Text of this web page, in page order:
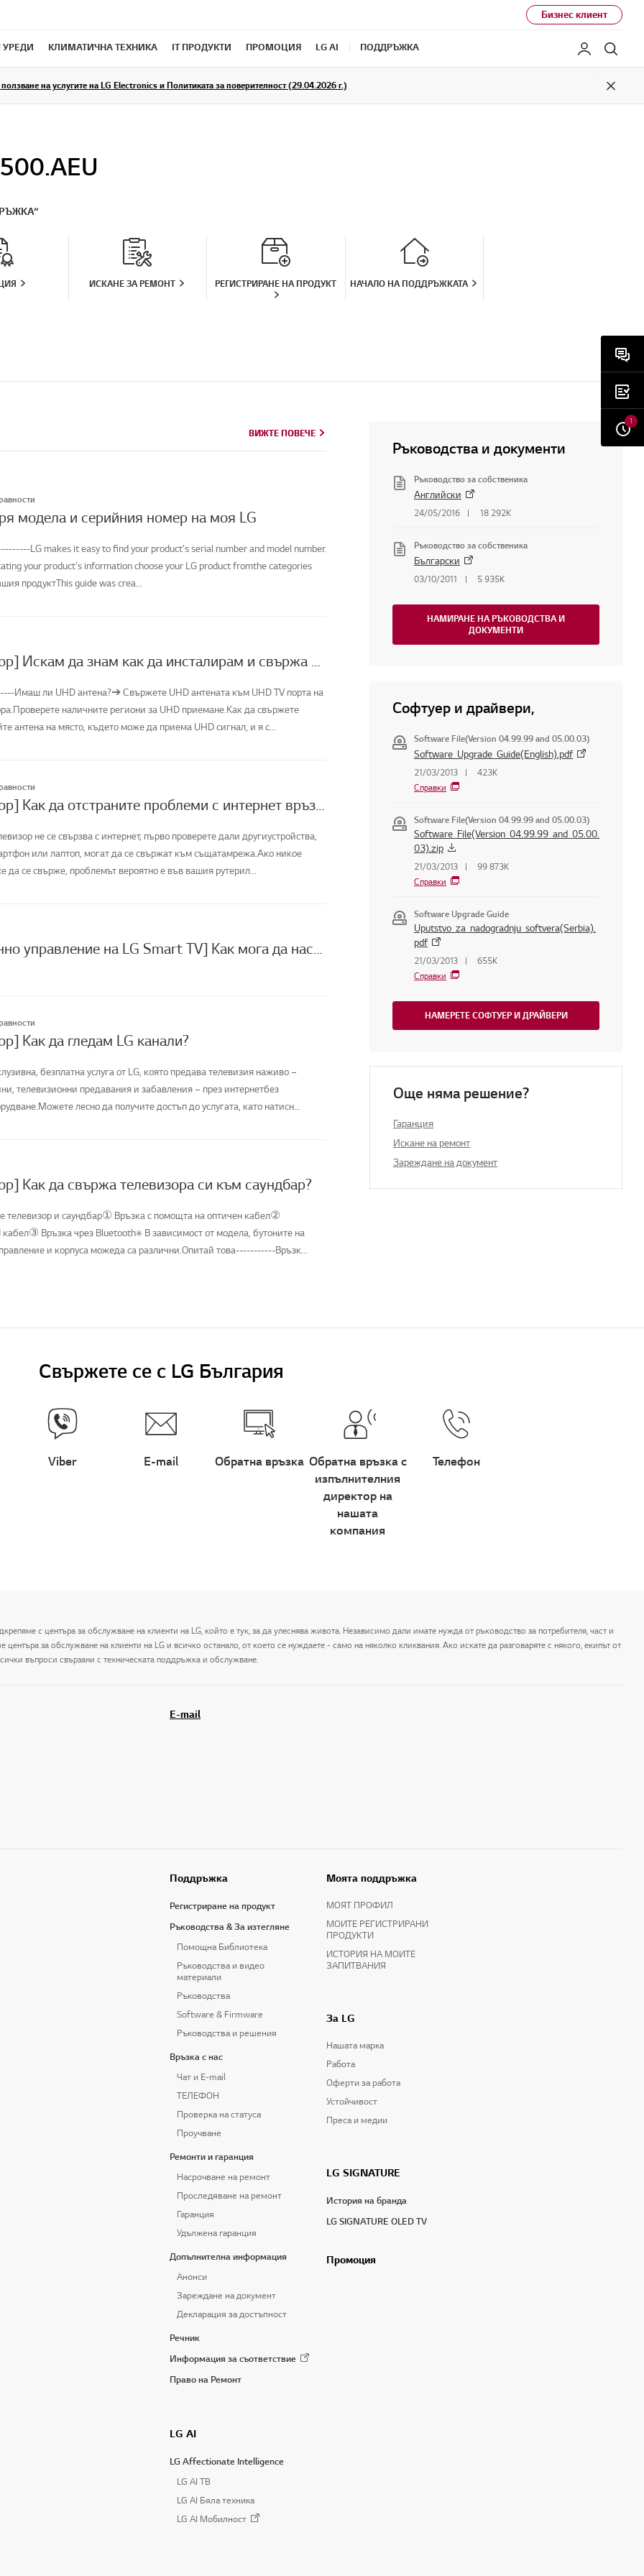
Бизнес клиент
КЛИМАТИЧНА ТЕХНИКА IT ПРОДУКТИ ПРОМОЦИЯ LG AI ПОДДРЪЖКА Моят LG
на услугите на LG Electronics и Политиката за поверителност (29.04.2026 г.)
Close
ИСКАНЕ ЗА РЕМОНТ РЕГИСТРИРАНЕ НА ПРОДУКТ НАЧАЛО НА ПОДДРЪЖКАТА
ВИЖТЕ ПОВЕЧЕ
модела и серийния номер на моя LG
LG makes it easy to find your product's serial number and model number.
your product's information choose your LG product fromthe categories
продуктThis guide was crea...
[LG телевизор] Искам да знам как да инсталирам и свържа цифрова антена (UHD) и да гледам телевизия
Имаш ли UHD антена?➔ Свържете UHD антената към UHD TV порта на
наличните региони за UHD приемане.Как да свържете
антена на място, където може да приема UHD сигнал, и я с...
[LG телевизор] Как да отстраните проблеми с интернет връзката
не се свързва с интернет, първо проверете дали другиустройства,
или лаптоп, могат да се свържат към същатамрежа.Ако никое
да се свърже, проблемът вероятно е във вашия рутерил...
[Дистанционно управление на LG Smart TV] Как мога да настроя интегрирано дистанционно управление в смарт телевизор?
Как да гледам LG канали?
безплатна услуга от LG, която предава телевизия наживо –
телевизионни предавания и забавления – през интернетбез
лесно да получите достъп до услугата, като натисн...
Как да свържа телевизора си към саундбар?
телевизор и саундбар① Връзка с помощта на оптичен кабел②
Връзка чрез Bluetooth※ В зависимост от модела, бутоните на
и корпуса можеда са различни.Опитай това-----------Връзк...
ВИЖТЕ ПОВЕЧЕ
Ръководства и документи
Ръководство за собственика
Английски
24/05/2016 18 292K
Ръководство за собственика
Български
03/10/2011 5 935K
НАМИРАНЕ НА РЪКОВОДСТВА И
ДОКУМЕНТИ
Софтуер и драйвери,
Software File(Version 04.99.99 and 05.00.03)
Software_Upgrade_Guide(English).pdf
21/03/2013
423K
Справки
Software File(Version 04.99.99 and 05.00.03)
Software_File(Version_04.99.99_and_05.00.
03).zip
21/03/2013
99 873K
Справки
Software Upgrade Guide
Uputstvo_za_nadogradnju_softvera(Serbia).
pdf
21/03/2013
655K
Справки
НАМЕРЕТЕ СОФТУЕР И ДРАЙВЕРИ
Още няма решение?
Гаранция
Искане на ремонт
Зареждане на документ
Свържете се с LG България
Viber E-mail Обратна връзка Обратна връзка с
изпълнителния
директор на
нашата
компания
Телефон
1
с центъра за обслужване на клиенти на LG, който е тук, за да улеснява живота. Независимо дали имате нужда от ръководство за потребителя, част и
за обслужване на клиенти на LG и всичко останало, от което се нуждаете - само на няколко кликвания. Ако искате да разговаряте с някого, екипът от
въпроси свързани с техническата поддръжка и обслужване.
E-mail
Поддръжка
Регистриране на продукт
Ръководства & За изтегляне
Помощна Библиотека
Ръководства и видео
материали
Ръководства
Software & Firmware
Ръководства и решения
Връзка с нас
Чат и E-mail
ТЕЛЕФОН
Проверка на статуса
Проучване
Ремонти и гаранция
Насрочване на ремонт
Проследяване на ремонт
Гаранция
Удължена гаранция
Допълнителна информация
Анонси
Зареждане на документ
Декларация за достъпност
Речник
Информация за съответствие
Право на Ремонт
LG AI
LG Affectionate Intelligence
LG AI TB
LG AI Бяла техника
LG AI Мобилност
Моята поддръжка
МОЯТ ПРОФИЛ
МОИТЕ РЕГИСТРИРАНИ
ПРОДУКТИ
ИСТОРИЯ НА МОИТЕ
ЗАПИТВАНИЯ
За LG
Нашата марка
Работа
Оферти за работа
Устойчивост
Преса и медии
LG SIGNATURE
История на бранда
LG SIGNATURE OLED TV
Промоция